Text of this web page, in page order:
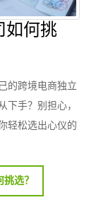
如何挑
的跨境电商独立
下手？别担心，
轻松选出心仪的
选？